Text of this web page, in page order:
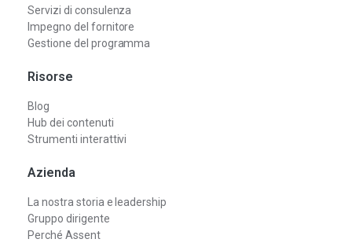
Servizi di consulenza
Impegno del fornitore
Gestione del programma
Risorse
Blog
Hub dei contenuti
Strumenti interattivi
Azienda
La nostra storia e leadership
Gruppo dirigente
Perché Assent